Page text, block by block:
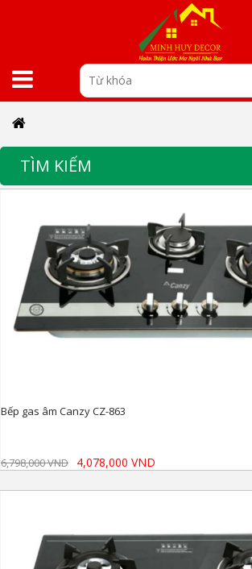
TÌM KIẾM
Bếp gas âm Canzy CZ-863
6,798,000 VND 4,078,000 VND